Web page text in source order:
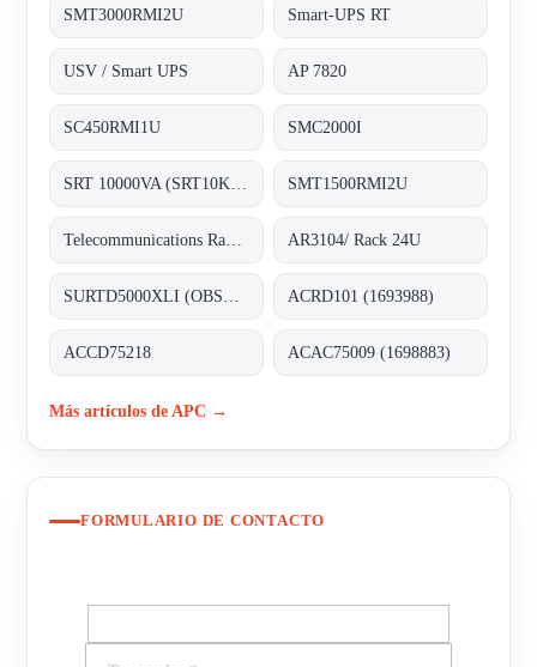
SMT3000RMI2U Smart-UPS RT
USV / Smart UPS AP 7820
SC450RMI1U SMC2000I
SMT1500RMI2U
AR3104/ Rack 24U
ACRD101 (1693988)
ACCD75218 ACAC75009 (1698883)
Más artículos de APC →
FORMULARIO DE CONTACTO